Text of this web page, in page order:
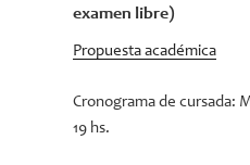
examen libre)
Propuesta académica
Cronograma de cursada:
19 hs.